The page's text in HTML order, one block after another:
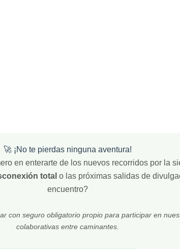
🚀 ¡No te pierdas ninguna aventura!
en enterarte de los nuevos recorridos por la
total o las próximas salidas de
encuentro?
con seguro obligatorio propio para participar en
colaborativas entre caminantes.